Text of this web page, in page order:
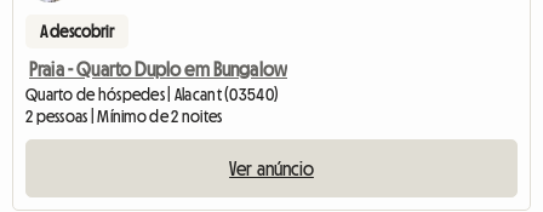
A descobrir
Praia - Quarto Duplo em Bungalow
Quarto de hóspedes | Alacant (03540)
2 pessoas | Mínimo de 2 noites
Ver anúncio